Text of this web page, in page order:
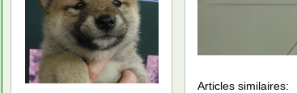
Articles similaires: